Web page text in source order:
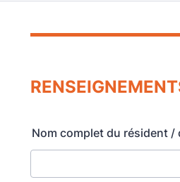
Nom complet du résident /